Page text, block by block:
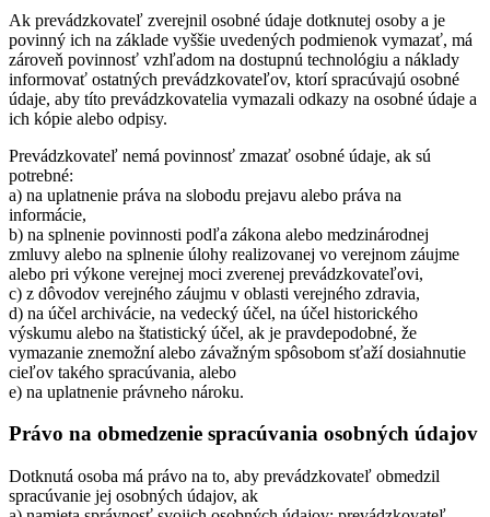
Ak prevádzkovateľ zverejnil osobné údaje dotknutej osoby a je
povinný ich na základe vyššie uvedených podmienok vymazať, má
zároveň povinnosť vzhľadom na dostupnú technológiu a náklady
informovať ostatných prevádzkovateľov, ktorí spracúvajú osobné
údaje, aby títo prevádzkovatelia vymazali odkazy na osobné údaje a
ich kópie alebo odpisy.
Prevádzkovateľ nemá povinnosť zmazať osobné údaje, ak sú
potrebné:
a) na uplatnenie práva na slobodu prejavu alebo práva na
informácie,
b) na splnenie povinnosti podľa zákona alebo medzinárodnej
zmluvy alebo na splnenie úlohy realizovanej vo verejnom záujme
alebo pri výkone verejnej moci zverenej prevádzkovateľovi,
c) z dôvodov verejného záujmu v oblasti verejného zdravia,
d) na účel archivácie, na vedecký účel, na účel historického
výskumu alebo na štatistický účel, ak je pravdepodobné, že
vymazanie znemožní alebo závažným spôsobom sťaží dosiahnutie
cieľov takého spracúvania, alebo
e) na uplatnenie právneho nároku.
Právo na obmedzenie spracúvania osobných údajov
Dotknutá osoba má právo na to, aby prevádzkovateľ obmedzil
spracúvanie jej osobných údajov, ak